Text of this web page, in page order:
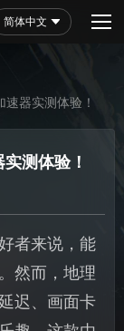
简体中文
器实测体验！
测体验！
者来说，能
然而，地理
迟、画面卡